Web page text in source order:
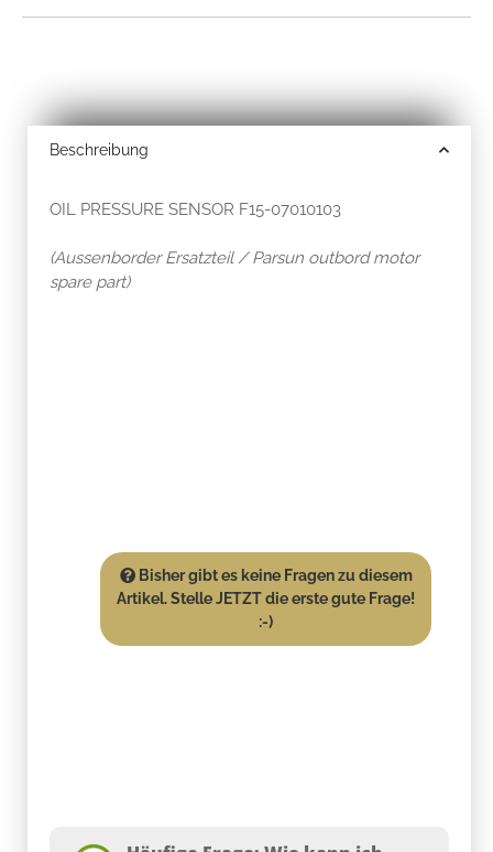
Beschreibung
OIL PRESSURE SENSOR F15-07010103
(Aussenborder Ersatzteil / Parsun outbord motor
spare part)
Bisher gibt es keine Fragen zu diesem
Artikel. Stelle JETZT die erste gute Frage!
:-)